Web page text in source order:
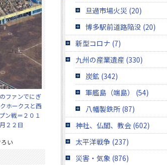
ファンでにぎ
ホークスと西
ン戦＝２０１
２２日
い
旦過市場火災 (20)
博多駅前道路陥没 (20)
新型コロナ (7)
九州の産業遺産 (330)
炭鉱 (342)
軍艦島（端島） (54)
八幡製鉄所 (87)
神社、仏閣、教会 (602)
太平洋戦争 (237)
災害・気象 (876)